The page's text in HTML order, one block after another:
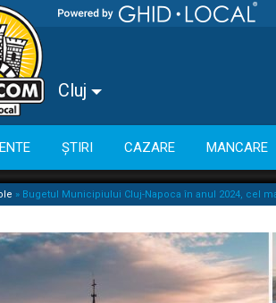
Cluj
ȘTIRI CAZARE MANCARE
» Bugetul Municipiului Cluj-Napoca în anul 2024, cel